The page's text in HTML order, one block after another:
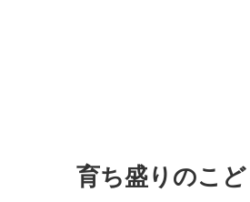
育ち盛りのこど